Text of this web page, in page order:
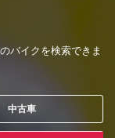
バイクを検索できま
中古車